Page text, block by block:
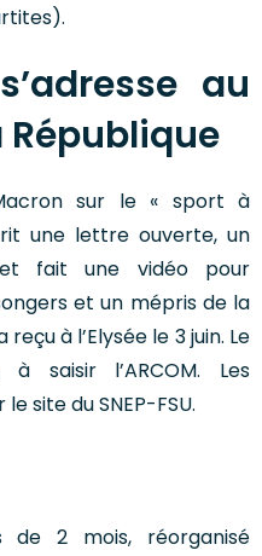
au
République
sur le « sport à
une lettre ouverte, un
fait une vidéo pour
et un mépris de la
reçu à l’Elysée le 3 juin. Le
saisir l’ARCOM. Les
site du SNEP-FSU.
de 2 mois, réorganisé